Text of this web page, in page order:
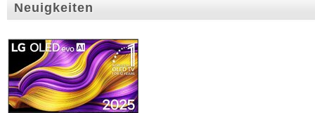
Neuigkeiten